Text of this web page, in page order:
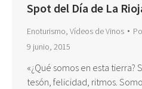
Spot del Día de La
Enoturismo, Vídeos de Vinos
9 junio, 2015
«¿Qué somos en esta tierra?
tesón, felicidad, ritmos.